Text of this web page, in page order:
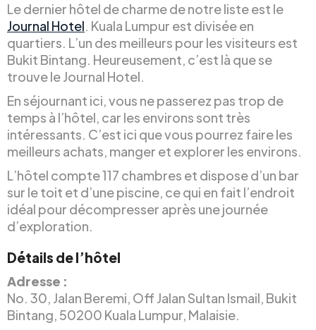
Le dernier hôtel de charme de notre liste est le
Journal Hotel. Kuala Lumpur est divisée en
quartiers. L’un des meilleurs pour les visiteurs est
Bukit Bintang. Heureusement, c’est là que se
trouve le Journal Hotel.
En séjournant ici, vous ne passerez pas trop de
temps à l’hôtel, car les environs sont très
intéressants. C’est ici que vous pourrez faire les
meilleurs achats, manger et explorer les environs.
L’hôtel compte 117 chambres et dispose d’un bar
sur le toit et d’une piscine, ce qui en fait l’endroit
idéal pour décompresser après une journée
d’exploration.
Détails de l’hôtel
Adresse :
No. 30, Jalan Beremi, Off Jalan Sultan Ismail, Bukit
Bintang, 50200 Kuala Lumpur, Malaisie.